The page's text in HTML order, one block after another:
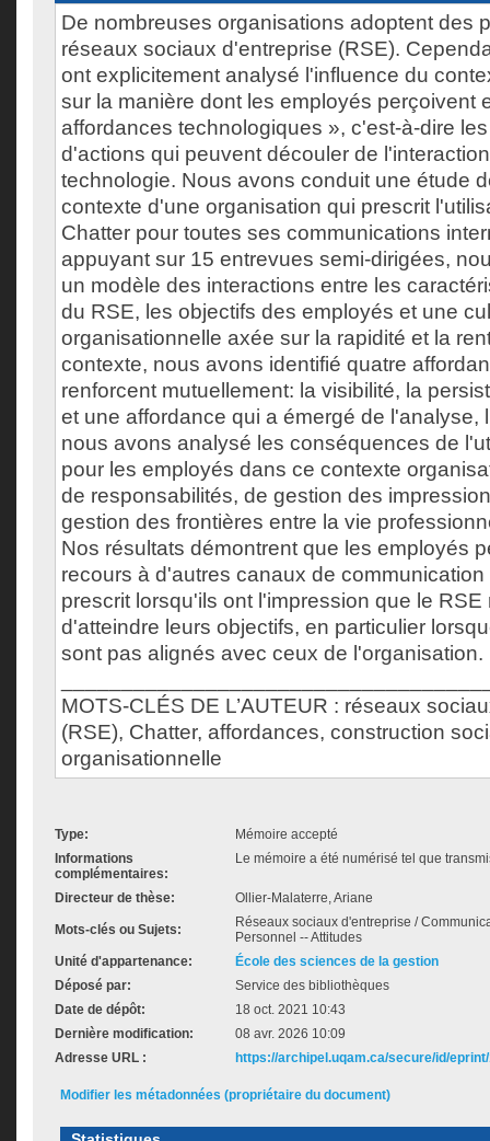
De nombreuses organisations adoptent des
réseaux sociaux d'entreprise (RSE).
ont explicitement analysé l'influence du
sur la manière dont les employés perçoivent
affordances technologiques », c'est-à-dire
d'actions qui peuvent découler de
technologie. Nous avons conduit une étude
contexte d'une organisation qui prescrit
Chatter pour toutes ses communications
appuyant sur 15 entrevues semi-dirigées,
un modèle des interactions entre les
du RSE, les objectifs des employés et une
organisationnelle axée sur la rapidité et la
contexte, nous avons identifié quatre
renforcent mutuellement: la visibilité, la
et une affordance qui a émergé de l'analyse,
nous avons analysé les conséquences de
pour les employés dans ce contexte
de responsabilités, de gestion des
gestion des frontières entre la vie
Nos résultats démontrent que les employés
recours à d'autres canaux de
prescrit lorsqu'ils ont l'impression que le
d'atteindre leurs objectifs, en particulier
sont pas alignés avec ceux de l'organisation.
MOTS-CLÉS DE L’AUTEUR : réseaux
(RSE), Chatter, affordances, construction
organisationnelle
Type:
Mémoire accepté
Informations
complémentaires:
Le mémoire a été numérisé tel que
Directeur de thèse: Ollier-Malaterre, Ariane
Mots-clés ou Sujets:
Réseaux sociaux d'entreprise /
Personnel -- Attitudes
Unité d'appartenance:
École des sciences de la gestion
Déposé par:
Service des bibliothèques
Date de dépôt:
18 oct. 2021 10:43
Dernière modification:
08 avr. 2026 10:09
Adresse URL :
https://archipel.uqam.ca/secure/id/
Modifier les métadonnées (propriétaire du document)